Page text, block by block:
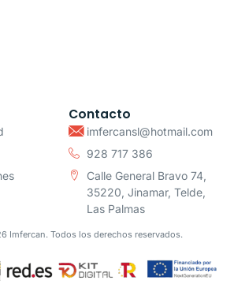
Contacto
imfercansl@hotmail.com
928 717 386
Calle General Bravo 74,
35220, Jinamar, Telde,
Las Palmas
Imfercan. Todos los derechos reservados.